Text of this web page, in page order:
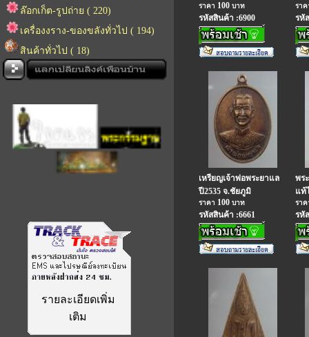
ล๊อกเก็ต-รูปถ่าย ( 220)
เครื่องงราง-ของขลังทั่วไป ( 194)
สินค้าทั่วไป ( 18)
รายละเอียดเพิ่ม
เติม
ราคา 100 บาท
รหัสสินค้า :6900
รา
รหั
เหรียญเจ้าพ่อพระยาแล
ปี2535 จ.ชัยภูมิ
ราคา 100 บาท
รหัสสินค้า :6661
พร
แท้
รา
รหั